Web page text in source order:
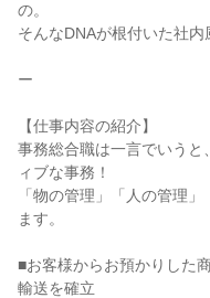
の。
そんなDNAが根付いた社内
ー
【仕事内容の紹介】
事務総合職は一言でいうと
ィブな事務！
「物の管理」「人の管理
ます。
■お客様からお預かりした
輸送を確立